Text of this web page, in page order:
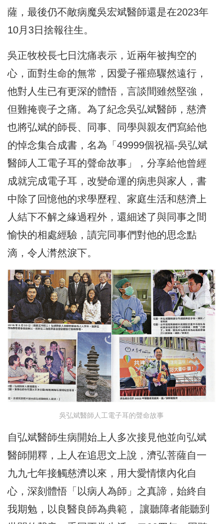
薩，最後仍不敵病魔吳宏斌醫師還是在2023年
10月3日捨報往生。
吳正牧校長七日沈痛表示，近兩年被掏空的
心，面對生命的無常，因愛子罹癌驟然遠行，
他對人生已有更深的體悟，言談間雖然堅強，
但難掩喪子之痛。為了紀念吳弘斌醫師，慈濟
也將弘斌的師長、同事、同學與親友們寫給他
的悼念集合成書，名為「49999個祝福-吳弘斌
醫師人工電子耳的聲命故事」，分享給他曾經
成就完成電子耳，改變命運的病患與家人，書
中除了回憶他的求學歷程、家庭生活和慈濟上
人結下不解之緣過程外，還細述了與同事之間
愉快的相處經驗，謮完同事們對他的思念點
滴，令人潸然淚下。
吳弘斌醫師人工電子耳的聲命故事
自弘斌醫師生病開始上人多次接見他並向弘斌
醫師開釋，上人在追思文上說，濟弘菩薩自一
九九七年接觸慈濟以來，用大愛情懷內化自
心，深刻體悟「以病人為師」之真諦，始終自
我期勉，以良醫良師為典範， 讓聽障者能聽到